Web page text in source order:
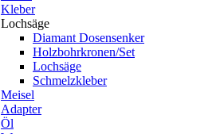
Kleber
Lochsäge
Diamant Dosensenker
Holzbohrkronen/Set
Lochsäge
Schmelzkleber
Meisel
Adapter
Öl